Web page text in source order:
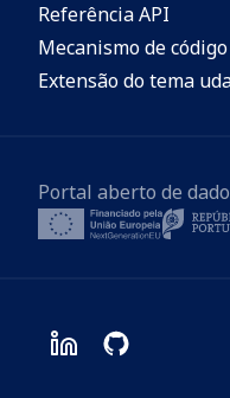
Referência API
Mecanismo de
Extensão do tema
Portal aberto de